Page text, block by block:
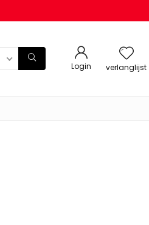
Login verlanglijst